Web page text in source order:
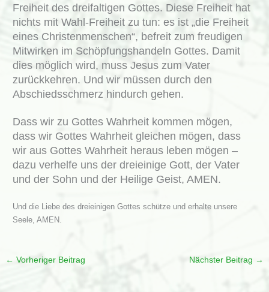
Freiheit des dreifaltigen Gottes. Diese Freiheit hat
nichts mit Wahl-Freiheit zu tun: es ist „die Freiheit
eines Christenmenschen“, befreit zum freudigen
Mitwirken im Schöpfungshandeln Gottes. Damit
dies möglich wird, muss Jesus zum Vater
zurückkehren. Und wir müssen durch den
Abschiedsschmerz hindurch gehen.
Dass wir zu Gottes Wahrheit kommen mögen,
dass wir Gottes Wahrheit gleichen mögen, dass
wir aus Gottes Wahrheit heraus leben mögen –
dazu verhelfe uns der dreieinige Gott, der Vater
und der Sohn und der Heilige Geist, AMEN.
Und die Liebe des dreieinigen Gottes schütze und erhalte unsere
Seele, AMEN.
← Vorheriger Beitrag Nächster Beitrag →